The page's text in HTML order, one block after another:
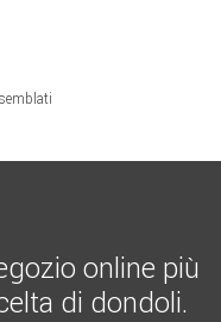
online più
di dondoli.